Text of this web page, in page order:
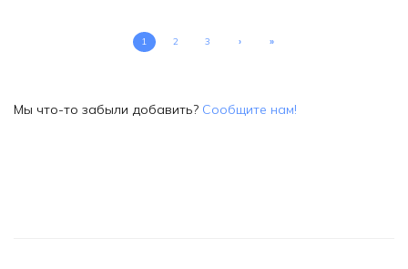
1 2 3 › »
Мы что-то забыли добавить? Сообщите нам!